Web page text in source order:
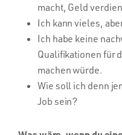
macht, Geld
Ich kann vieles,
Ich habe keine
Qualifikationen für
machen würde.
Wie soll ich denn
Job sein?